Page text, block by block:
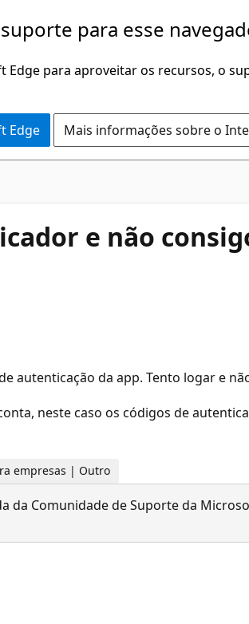
para esse
Edge para aproveitar os recursos, o
Edge Mais informações sobre o
e não
autenticação da app. Tento logar e
neste caso os códigos de
empresas | Outro
da Comunidade de Suporte da